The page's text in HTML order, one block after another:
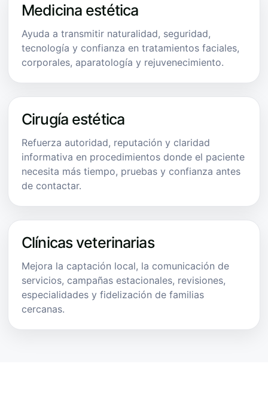
Medicina estética
Ayuda a transmitir naturalidad, seguridad,
tecnología y confianza en tratamientos faciales,
corporales, aparatología y rejuvenecimiento.
Cirugía estética
Refuerza autoridad, reputación y claridad
informativa en procedimientos donde el paciente
necesita más tiempo, pruebas y confianza antes
de contactar.
Clínicas veterinarias
Mejora la captación local, la comunicación de
servicios, campañas estacionales, revisiones,
especialidades y fidelización de familias
cercanas.